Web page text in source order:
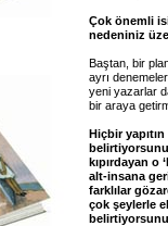
Çok önemli
nedeniniz
Baştan, bir
ayrı
yeni yazarlar
bir araya
Hiçbir
kıpırdayan o
alt-insana
farklılar
çok şeylerle